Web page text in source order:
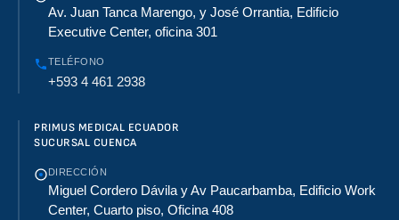
Av. Juan Tanca Marengo, y José Orrantia, Edificio
Executive Center, oficina 301
TELÉFONO
+593 4 461 2938
PRIMUS MEDICAL ECUADOR
SUCURSAL CUENCA
DIRECCIÓN
Miguel Cordero Dávila y Av Paucarbamba, Edificio Work
Center, Cuarto piso, Oficina 408